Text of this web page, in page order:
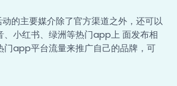
的主要媒介除了官方渠道之外，还可以
、小红书、绿洲等热门app上 面发布相
门app平台流量来推广自己的品牌，可